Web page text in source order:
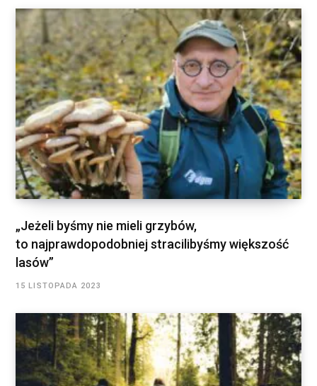
„Jeżeli byśmy nie mieli grzybów,
to najprawdopodobniej stracilibyśmy większość
lasów”
15 LISTOPADA 2023